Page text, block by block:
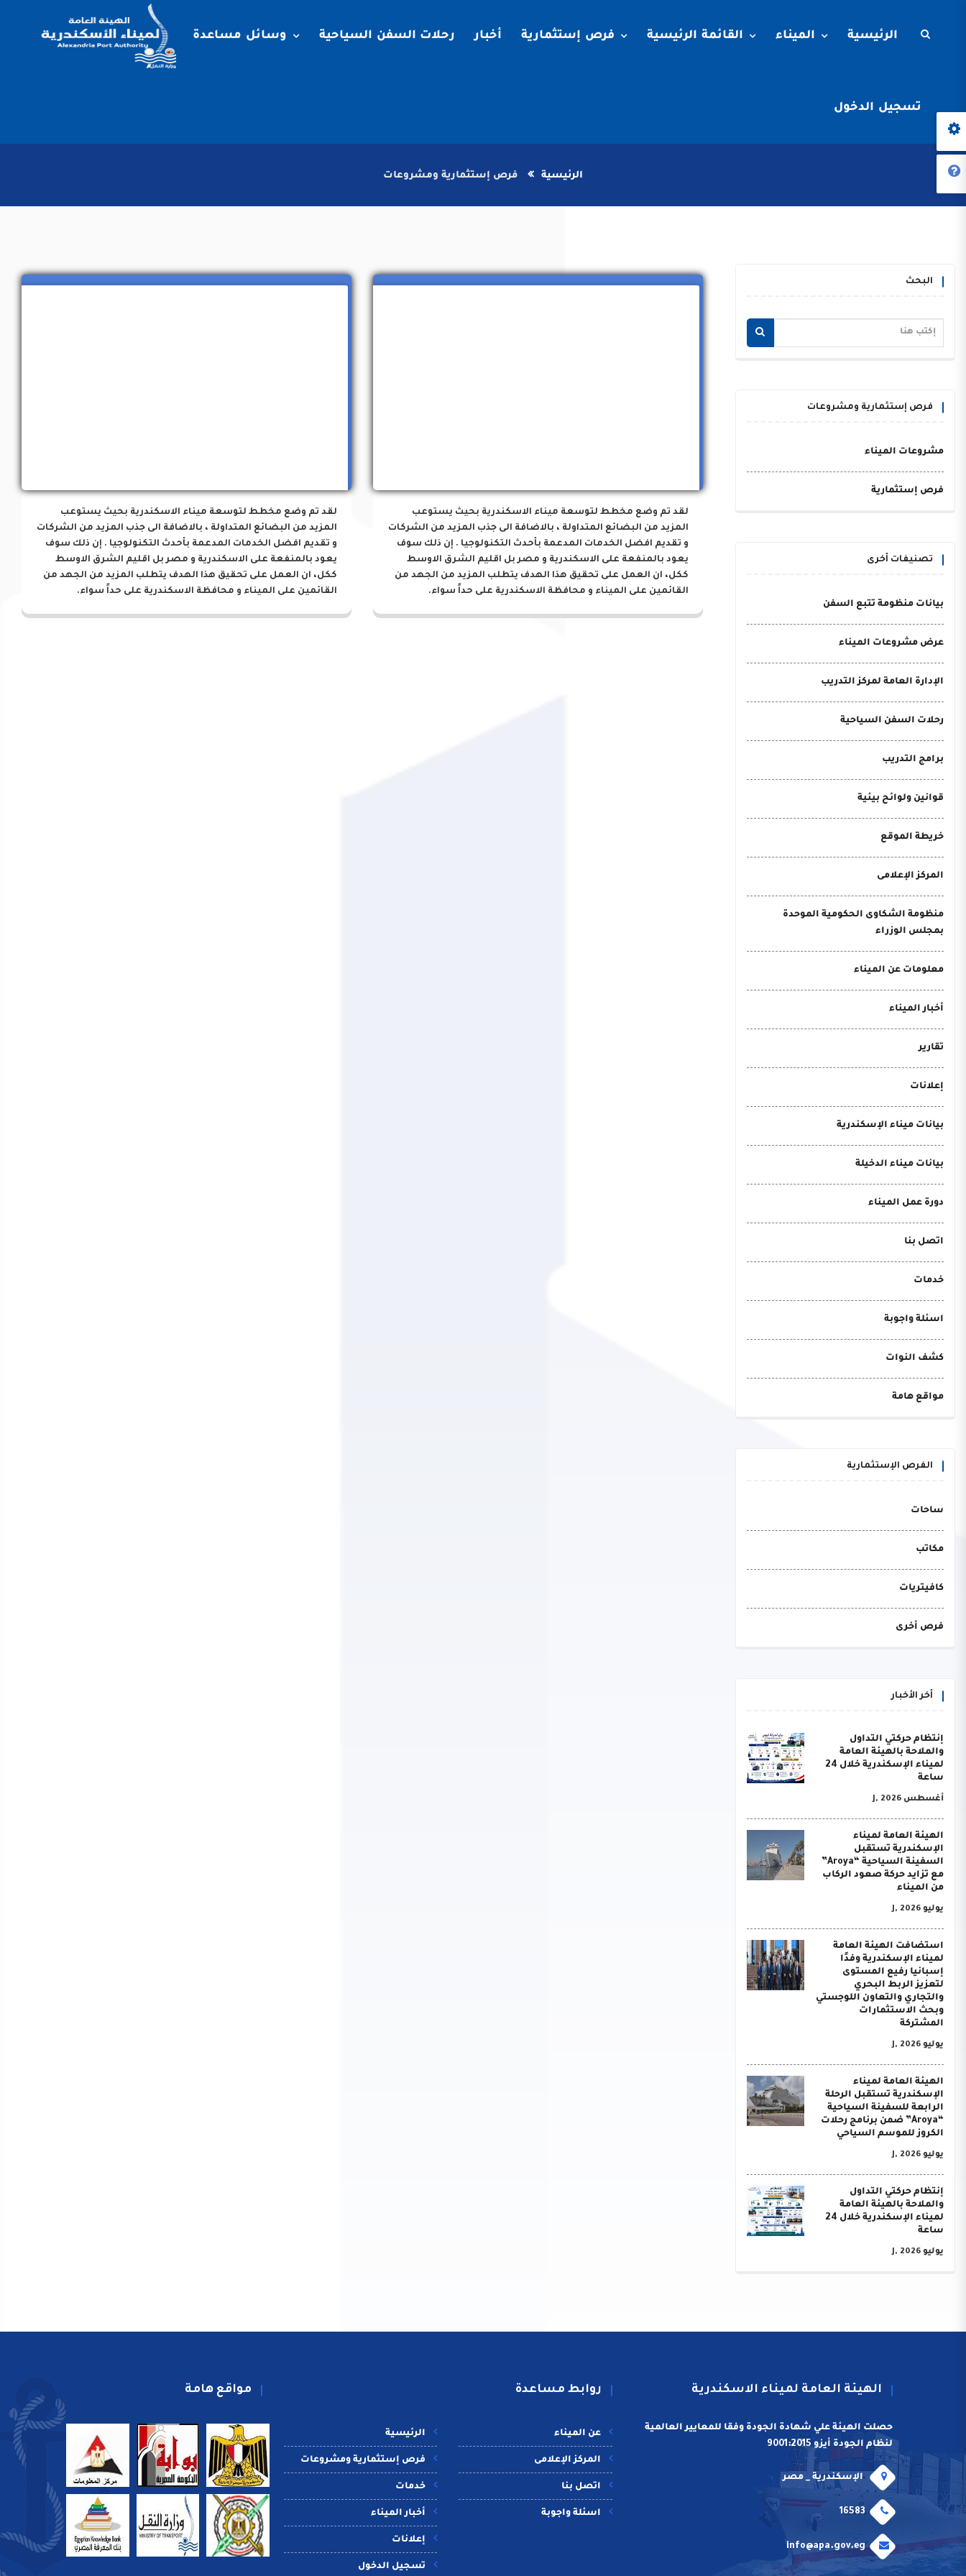
الرئيسية الميناء القائمة الرئيسية فرص إستثمارية أخبار رحلات السفن السياحية وسائل مساعدة
تسجيل الدخول
الرئيسية فرص إستثمارية ومشروعات
البحث
فرص إستثمارية ومشروعات
مشروعات الميناء
فرص إستثمارية
تصنيفات أخرى
بيانات منظومة تتبع السفن
عرض مشروعات الميناء
الإدارة العامة لمركز التدريب
رحلات السفن السياحية
برامج التدريب
قوانين ولوائح بيئية
خريطة الموقع
المركز الإعلامى
منظومة الشكاوى الحكومية الموحدة
بمجلس الوزراء
معلومات عن الميناء
أخبار الميناء
تقارير
إعلانات
بيانات ميناء الإسكندرية
بيانات ميناء الدخيلة
دورة عمل الميناء
اتصل بنا
خدمات
اسئلة واجوبة
كشف النوات
مواقع هامة
الفرص الإستثمارية
ساحات
مكاتب
كافيتريات
فرص أخرى
أخر الأخبار
إنتظام حركتي التداول
والملاحة بالهيئة العامة
لميناء الإسكندرية خلال 24
ساعة
أغسطس J, 2026
الهيئة العامة لميناء
الإسكندرية تستقبل
السفينة السياحية “Aroya”
مع تزايد حركة صعود الركاب
من الميناء
يوليو J, 2026
استضافت الهيئة العامة
لميناء الإسكندرية وفدًا
إسبانيا رفيع المستوى
لتعزيز الربط البحري
والتجاري والتعاون اللوجستي
وبحث الاستثمارات
المشتركة
يوليو J, 2026
الهيئة العامة لميناء
الإسكندرية تستقبل الرحلة
الرابعة للسفينة السياحية
“Aroya” ضمن برنامج رحلات
الكروز للموسم السياحي
يوليو J, 2026
إنتظام حركتي التداول
والملاحة بالهيئة العامة
لميناء الإسكندرية خلال 24
ساعة
يوليو J, 2026
لقد تم وضع مخطط لتوسعة ميناء الاسكندرية بحيث يستوعب
المزيد من البضائع المتداولة ، بالاضافة الى جذب المزيد من الشركات
و تقديم افضل الخدمات المدعمة بأحدث التكنولوجيا . إن ذلك سوف
يعود بالمنفعة على الاسكندرية و مصر بل اقليم الشرق الاوسط
ككل، ان العمل على تحقيق هذا الهدف يتطلب المزيد من الجهد من
القائمين على الميناء و محافظة الاسكندرية على حداً سواء.
لقد تم وضع مخطط لتوسعة ميناء الاسكندرية بحيث يستوعب
المزيد من البضائع المتداولة ، بالاضافة الى جذب المزيد من الشركات
و تقديم افضل الخدمات المدعمة بأحدث التكنولوجيا . إن ذلك سوف
يعود بالمنفعة على الاسكندرية و مصر بل اقليم الشرق الاوسط
ككل، ان العمل على تحقيق هذا الهدف يتطلب المزيد من الجهد من
القائمين على الميناء و محافظة الاسكندرية على حداً سواء.
الهيئة العامة لميناء الاسكندرية
حصلت الهيئة علي شهادة الجودة وفقا للمعايير العالمية
لنظام الجودة أيزو 9001:2015
الإسكندرية _ مصر
16583
info@apa.gov.eg
روابط مساعدة
الرئيسية
فرص إستثمارية ومشروعات
خدمات
أخبار الميناء
إعلانات
تسجيل الدخول
عن الميناء
المركز الإعلامى
اتصل بنا
اسئلة واجوبة
مواقع هامة